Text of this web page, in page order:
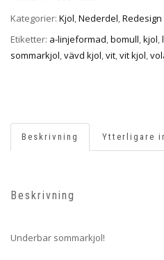
Kategorier: Kjol Nederdel
Etiketter: a-linjeformad,bomull,kjol,
sommarkjol,vävd kjol,vit,vit kjol,
Beskrivning Ytterligare
Beskrivning
Underbar sommarkjol!